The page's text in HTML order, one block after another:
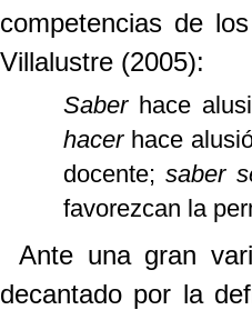
competencias de
Villalustre (2005):
Saberhace
hacerhace
docente;saber
favorezcan la
Ante una gran
decantado por la